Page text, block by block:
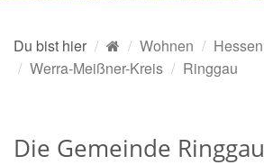
Du bist hier Wohnen
Hessen
Werra-Meißner-Kreis
Ringgau
Die Gemeinde Ringgau